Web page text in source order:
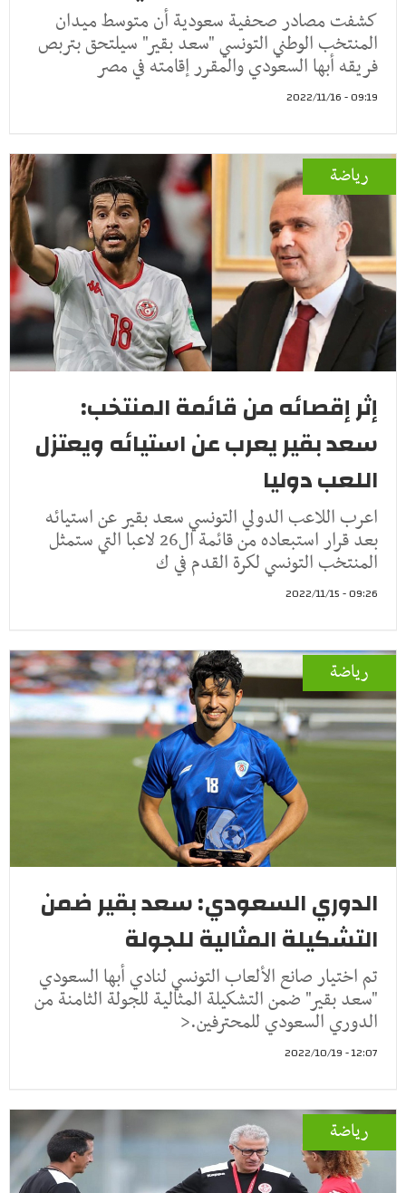
كشفت مصادر صحفية سعودية أن متوسط ميدان
المنتخب الوطني التونسي "سعد بقير" سيلتحق بتربص
فريقه أبها السعودي والمقرر إقامته في مصر
09:19 - 2022/11/16
رياضة
إثر إقصائه من قائمة المنتخب:
سعد بقير يعرب عن استيائه ويعتزل
اللعب دوليا
اعرب اللاعب الدولي التونسي سعد بقير عن استيائه
بعد قرار استبعاده من قائمة ال26 لاعبا التي ستمثل
المنتخب التونسي لكرة القدم في ك
09:26 - 2022/11/15
رياضة
الدوري السعودي: سعد بقير ضمن
التشكيلة المثالية للجولة
تم اختيار صانع الألعاب التونسي لنادي أبها السعودي
"سعد بقير" ضمن التشكيلة المثالية للجولة الثامنة من
الدوري السعودي للمحترفين.<
12:07 - 2022/10/19
رياضة